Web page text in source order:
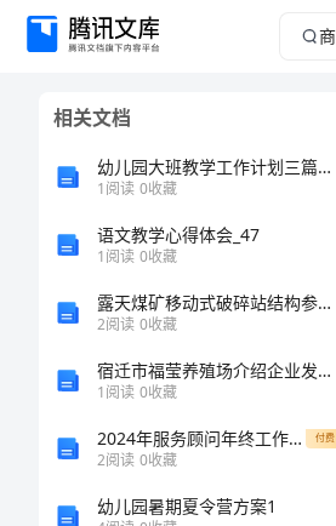
商
相关文档
幼儿园大班教学工作计划三篇模板
1阅读 0收藏
语文教学心得体会_47
1阅读 0收藏
露天煤矿移动式破碎站结构参数和破碎工艺参数的研究的中期报告
2阅读 0收藏
宿迁市福莹养殖场介绍企业发展分析报告
1阅读 0收藏
2024年服务顾问年终工作总结标准范文 付费
2阅读 0收藏
幼儿园暑期夏令营方案1